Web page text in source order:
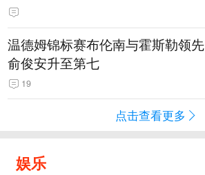
温德姆锦标赛布伦南与霍斯勒领先
俞俊安升至第七
19
点击查看更多
娱乐